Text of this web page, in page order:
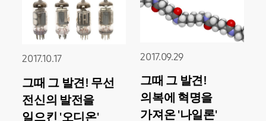
2017.10.17
그때 그 발견! 무선
전신의 발전을
일으킨 '오디온'
2017.09.29
그때 그 발견!
의복에 혁명을
가져온 '나일론'